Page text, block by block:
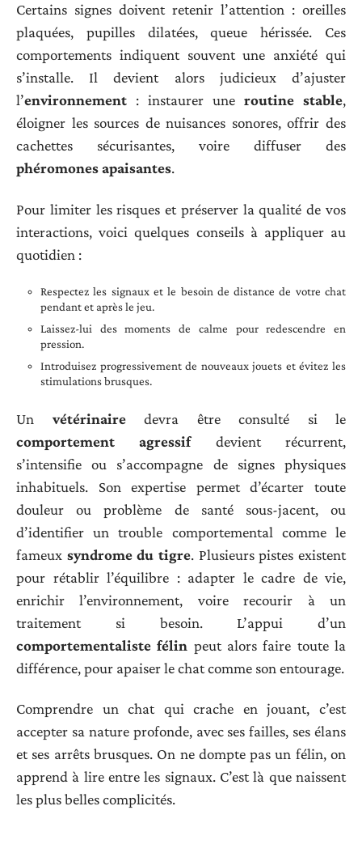
Certains signes doivent retenir l’attention : oreilles
plaquées, pupilles dilatées, queue hérissée. Ces
comportements indiquent souvent une anxiété qui
s’installe. Il devient alors judicieux d’ajuster
l’environnement : instaurer une routine stable,
éloigner les sources de nuisances sonores, offrir des
cachettes sécurisantes, voire diffuser des
phéromones apaisantes.
Pour limiter les risques et préserver la qualité de vos
interactions, voici quelques conseils à appliquer au
quotidien :
Respectez les signaux et le besoin de distance de votre chat
pendant et après le jeu.
Laissez-lui des moments de calme pour redescendre en
pression.
Introduisez progressivement de nouveaux jouets et évitez les
stimulations brusques.
Un vétérinairedevra être consulté si le
comportement agressifdevient récurrent,
s’intensifie ou s’accompagne de signes physiques
inhabituels. Son expertise permet d’écarter toute
douleur ou problème de santé sous-jacent, ou
d’identifier un trouble comportemental comme le
fameux syndrome du tigre. Plusieurs pistes existent
pour rétablir l’équilibre : adapter le cadre de vie,
enrichir l’environnement, voire recourir à un
traitement si besoin. L’appui d’un
comportementaliste félin peut alors faire toute la
différence, pour apaiser le chat comme son entourage.
Comprendre un chat qui crache en jouant, c’est
accepter sa nature profonde, avec ses failles, ses élans
et ses arrêts brusques. On ne dompte pas un félin, on
apprend à lire entre les signaux. C’est là que naissent
les plus belles complicités.